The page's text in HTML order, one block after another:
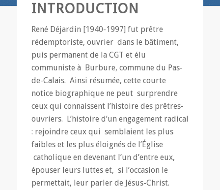
INTRODUCTION
René Déjardin [1940-1997] fut prêtre
rédemptoriste, ouvrier dans le bâtiment,
puis permanent de la CGT et élu
communiste à Burbure, commune du Pas-
de-Calais. Ainsi résumée, cette courte
notice biographique ne peut surprendre
ceux qui connaissent l’histoire des prêtres-
ouvriers. L’histoire d’un engagement radical
: rejoindre ceux qui semblaient les plus
faibles et les plus éloignés de l’Église
catholique en devenant l’un d’entre eux,
épouser leurs luttes et, si l’occasion le
permettait, leur parler de Jésus-Christ.